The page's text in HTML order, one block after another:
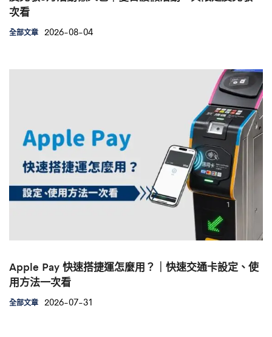
次看
全部文章 2026-08-04
Apple Pay 快速搭捷運怎麼用？｜快速交通卡設定、使
用方法一次看
全部文章 2026-07-31